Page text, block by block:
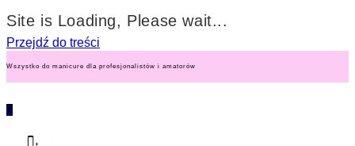
Site is Loading, Please wait...
Przejdź do treści
Wszystko do manicure dla profesjonalistów i amatorów
0